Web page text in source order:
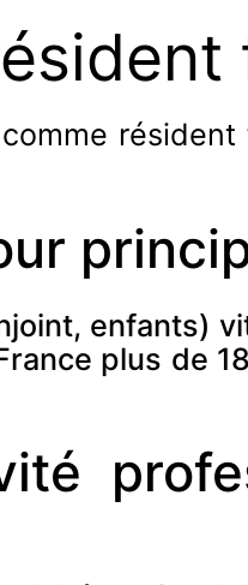
enfants)
plus de